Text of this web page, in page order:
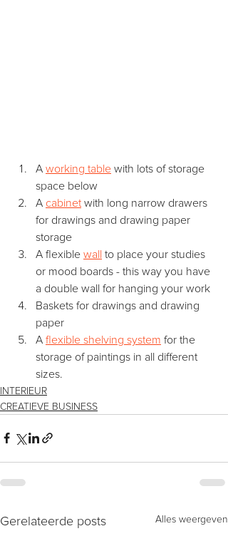
A working table with lots of storage
space below
A cabinet with long narrow drawers
for drawings and drawing paper
storage
A flexible wall to place your studies
or mood boards - this way you have
a double wall for hanging your work
Baskets for drawings and drawing
paper
A flexible shelving system for the
storage of paintings in all different
sizes.
INTERIEUR
CREATIEVE BUSINESS
Gerelateerde posts Alles weergeven